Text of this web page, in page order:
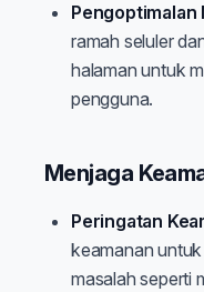
Pengoptimalan
ramah seluler
halaman untuk
pengguna.
Menjaga
Peringatan
keamanan
masalah seperti